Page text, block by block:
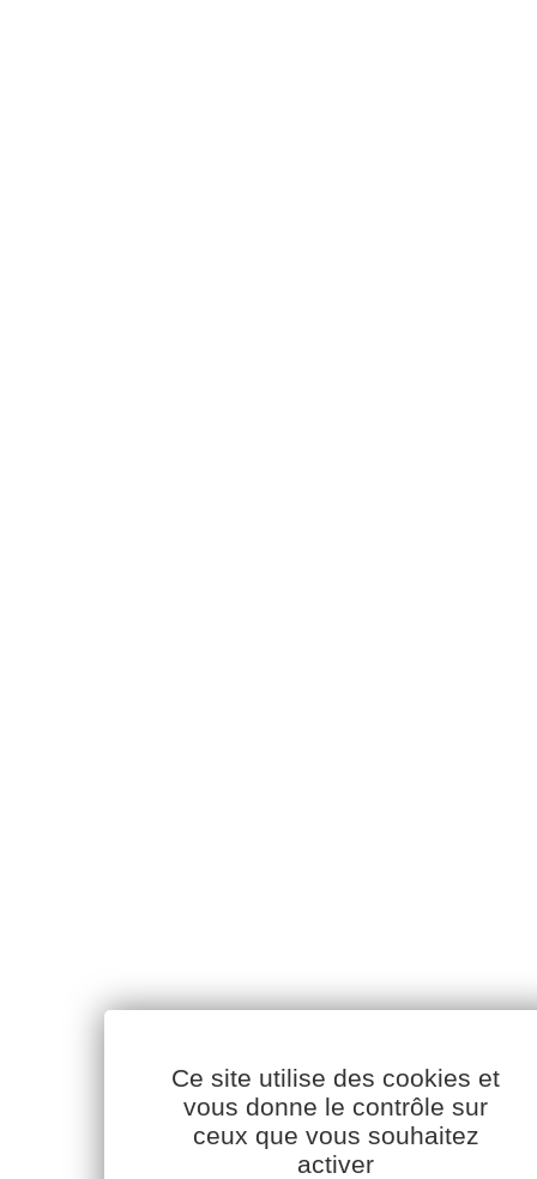
Ce site utilise des cookies et
vous donne le contrôle sur
ceux que vous souhaitez
activer